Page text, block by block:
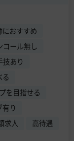
におすすめ
コール無し
技あり
を目指せる
り
求人
高待遇